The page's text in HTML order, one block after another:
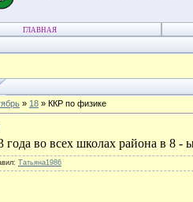
ГЛАВНАЯ
» 18 » ККР по физике
года во всех школах района в 8 -
: Татьяна1986